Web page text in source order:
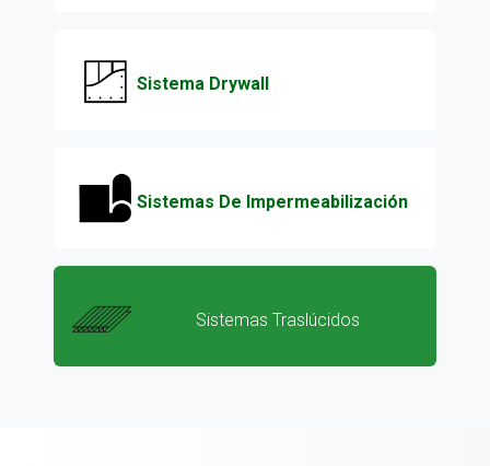
Sistema Drywall
Sistemas De Impermeabilización
Sistemas Traslúcidos